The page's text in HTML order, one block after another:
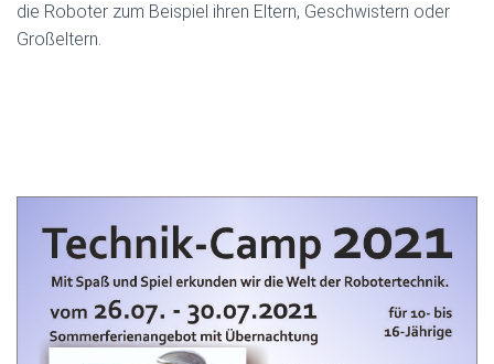
die Roboter zum Beispiel ihren Eltern, Geschwistern oder
Großeltern.